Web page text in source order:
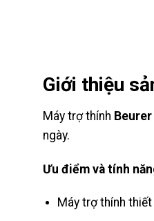
Giới thiệu
Máy trợ thính
ngày.
Ưu điểm và tính
Máy trợ thính